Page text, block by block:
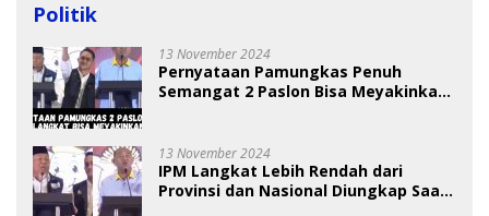
Politik
13 November 2024
Pernyataan Pamungkas Penuh
Semangat 2 Paslon Bisa Meyakinkan
13 November 2024
IPM Langkat Lebih Rendah dari
Provinsi dan Nasional Diungkap Saat